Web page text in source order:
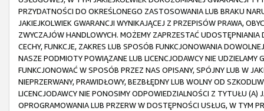
PRZYDATNOŚCI DO OKREŚLONEGO ZASTOSOWANIA LUB BRAKU
JAKIEJKOLWIEK GWARANCJI WYNIKAJĄCEJ Z PRZEPISÓW PRAWA,
ZWYCZAJÓW HANDLOWYCH. MOŻEMY ZAPRZESTAĆ
CECHY, FUNKCJE, ZAKRES LUB SPOSÓB FUNKCJONOWANIA
NASZE PODMIOTY POWIĄZANE LUB LICENCJODAWCY NIE
FUNKCJONOWAĆ W SPOSÓB PRZEZ NAS OPISANY, SPÓJNY LUB W
NIEPRZERWANY, PRAWIDŁOWY, BEZBŁĘDNY LUB WOLNY OD
LICENCJODAWCY NIE PONOSIMY ODPOWIEDZIALNOŚCI Z TYTUŁU
OPROGRAMOWANIA LUB PRZERW W DOSTĘPNOŚCI USŁUG, W TYM